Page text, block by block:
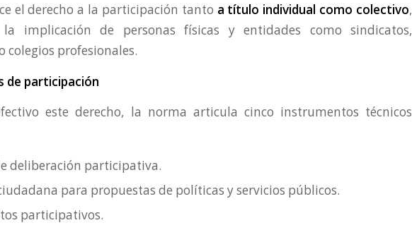
el derecho a la participación tanto a título individual como colectivo,
implicación de personas físicas y entidades como sindicatos,
colegios profesionales.
de participación
este derecho, la norma articula cinco instrumentos técnicos
deliberación participativa.
para propuestas de políticas y servicios públicos.
participativos.